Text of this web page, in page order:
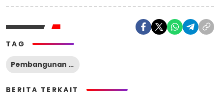
TAG
Pembangunan Ekonomi Daerah
BERITA TERKAIT